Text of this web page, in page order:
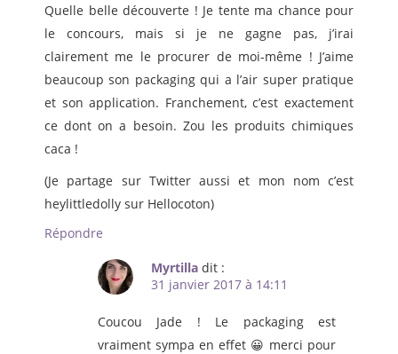
Quelle belle découverte ! Je tente ma chance pour
le concours, mais si je ne gagne pas, j’irai
clairement me le procurer de moi-même ! J’aime
beaucoup son packaging qui a l’air super pratique
et son application. Franchement, c’est exactement
ce dont on a besoin. Zou les produits chimiques
caca !
(Je partage sur Twitter aussi et mon nom c’est
heylittledolly sur Hellocoton)
Répondre
Myrtilla dit :
31 janvier 2017 à 14:11
Coucou Jade ! Le packaging est
vraiment sympa en effet 😀 merci pour